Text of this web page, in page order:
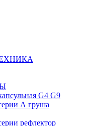
G4 G9
А груша
рефлектор